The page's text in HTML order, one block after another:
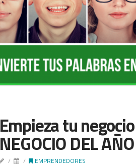
Empieza tu
NEGOCIO DEL AÑO
EMPRENDEDORES